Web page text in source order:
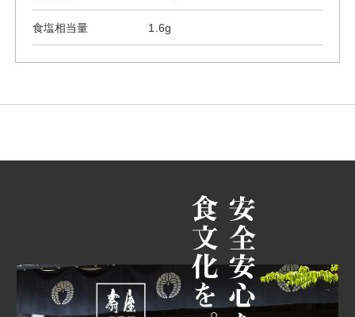
食塩相当量 1.6g